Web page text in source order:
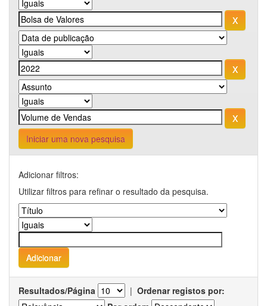
Iniciar uma nova pesquisa
Adicionar filtros:
Utilizar filtros para refinar o resultado da pesquisa.
Resultados/Página | Ordenar registos por: